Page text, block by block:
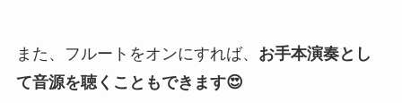
また、フルートをオンにすれば、 お手本演奏とし
て音源を聴くこともできます😍